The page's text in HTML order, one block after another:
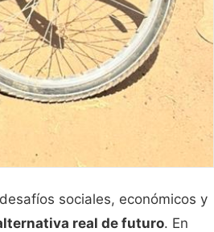
sociales, económicos y
real de futuro. En